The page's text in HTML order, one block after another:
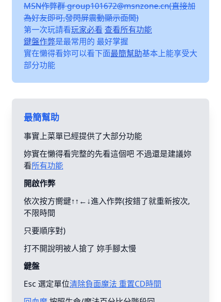
MSN作弊群 group101672@msnzone.cn(直接加
為好友即可,發閃屏震動顯示面闆)
第一次玩請看玩家必看 查看所有功能
鍵盤作弊是最常用的 最好掌握
實在懶得看妳可以看下面最簡幫助基本上能享受大
部分功能
最簡幫助
事實上菜單已經提供了大部分功能
妳實在懶得看完整的先看這個吧 不過還是建議妳
看所有功能
開啟作弊
依次按方嚮鍵↑↑←↓進入作弊(按錯了就重新按次,
不限時間
只要順序對)
打不開說明被人搶了 妳手腳太慢
鍵盤
Esc 選定單位清除負面魔法 重置CD時間